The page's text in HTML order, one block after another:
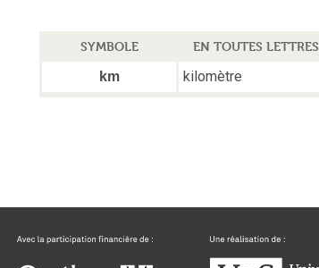
SYMBOLE
EN TOUTES LETTRES
km
kilomètre